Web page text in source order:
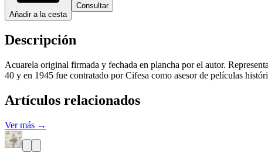
Añadir a la cesta
Consultar
Descripción
Acuarela original firmada y fechada en plancha por el autor.
40 y en 1945 fue contratado por Cifesa como asesor de películas
Artículos relacionados
Ver más →